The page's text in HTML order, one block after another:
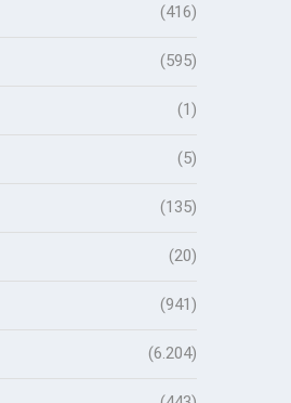
(416)
(595)
(1)
(5)
(135)
(20)
(941)
(6.204)